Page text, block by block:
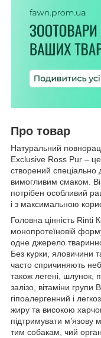
Про товар
Натуральний
Exclusive Ross Pur – це
створений спеціально
вимогливим смаком.
потрібен особливий
і з максимальною
Головна цінність Rinti
монопротеїновій
одне джерело
Без курки, яловичини
часто спричиняють
також легені, шлунок,
залізо, вітаміни групи
гіпоалергенний і
жиру та високою
підтримувати м’язову
тим собакам, чий